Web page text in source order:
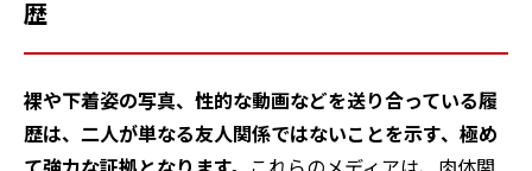
歴
裸や下着姿の写真、性的な動画などを送り合っている履
歴は、二人が単なる友人関係ではないことを示す、極め